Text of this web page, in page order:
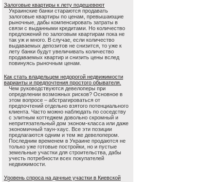
Залоговые квартиры к лету подешевеют
Украинские банки стараются продавать
залоговые квартиры по ценам, превышающие
рыночные, дабы компенсировать затраты в
связи с выданными кредитами. Но количество
предложений по залоговым квартирам пока не
так уж и много. В случае, если количество
выдаваемых депозитов не снизится, то уже к
лету банки будут увеличивать количество
продаваемых квартир и снизить цены вслед
повинуясь рыночным ценам.
Как стать владельцем недорогой недвижимости
варианты и предпочтения простого обывателя.
Чем руководствуются девелоперы при
определении возможных рисков? Основное в
этом вопросе – абстрагироваться от
предпочтений отдельно взятого потенциального
клиента. Часто можно наблюдать по соседству
с элитным коттеджем довольно скромный и
непритязательный дом эконом-класса или даже
экономичный таун-хаус. Все эти позиции
предлагаются одним и тем же девелопером.
Последним временем в Украине продаются не
только уже готовые постройки, но и пустые
земельные участки для строительства, дабы
учесть потребности всех покупателей
недвижимости.
Уровень спроса на дачные участки в Киевской